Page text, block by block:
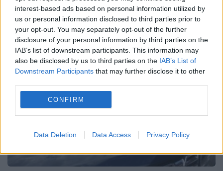
interest-based ads based on personal information utilized by
us or personal information disclosed to third parties prior to
your opt-out. You may separately opt-out of the further
disclosure of your personal information by third parties on the
IAB’s list of downstream participants. This information may
also be disclosed by us to third parties on the IAB’s List of
Downstream Participants that may further disclose it to other
CONFIRM
Data Deletion Data Access Privacy Policy
fiecare beneficiar de...